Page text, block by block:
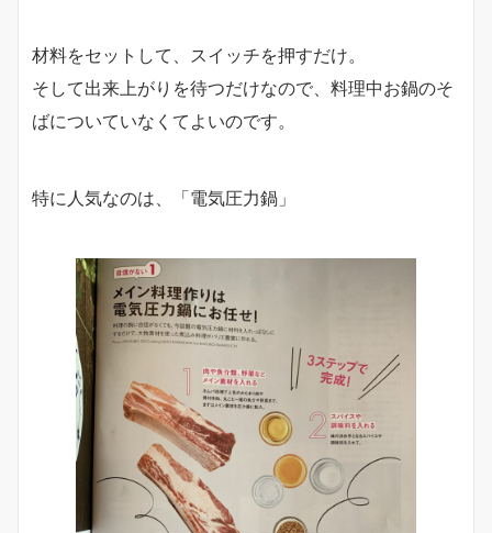
材料をセットして、スイッチを押すだけ。
そして出来上がりを待つだけなので、料理中お鍋のそ
ばについていなくてよいのです。
特に人気なのは、「電気圧力鍋」